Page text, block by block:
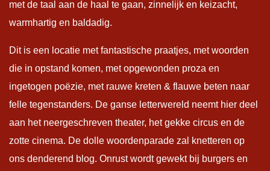
met de taal aan de haal te gaan, zinnelijk en keizacht,
warmhartig en baldadig.
Dit is een locatie met fantastische praatjes, met woorden
die in opstand komen, met opgewonden proza en
ingetogen poëzie, met rauwe kreten & flauwe beten naar
felle tegenstanders. De ganse letterwereld neemt hier deel
aan het neergeschreven theater, het gekke circus en de
zotte cinema. De dolle woordenparade zal knetteren op
ons denderend blog. Onrust wordt gewekt bij burgers en